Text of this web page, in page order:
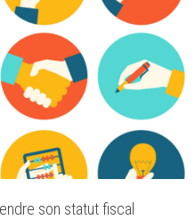
son statut fiscal